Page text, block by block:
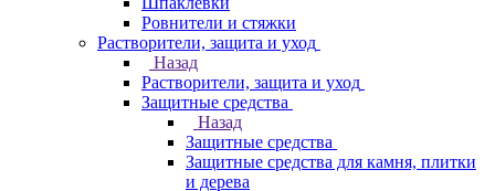
Ровнители и стяжки
Растворители, защита и уход
Назад
Растворители, защита и уход
Защитные средства
Назад
Защитные средства
Защитные средства для камня, плитки
и дерева